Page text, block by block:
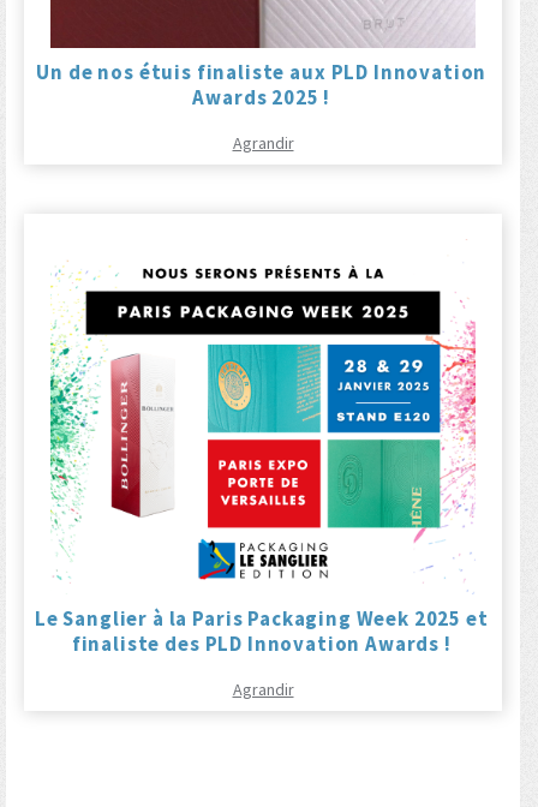
Un de nos étuis finaliste aux PLD Innovation
Awards 2025 !
Agrandir
Le Sanglier à la Paris Packaging Week 2025 et
finaliste des PLD Innovation Awards !
Agrandir